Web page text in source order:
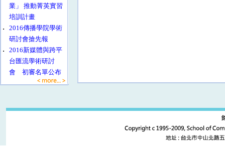
業」 推動菁英實習
培訓計畫
‧
2016傳播學院學術
研討會搶先報
‧
2016新媒體與跨平
台匯流學術研討
會 初審名單公布